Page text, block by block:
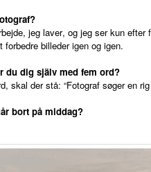
jeg laver, og jeg ser kun efter
billeder igen og igen.
du dig själv med fem ord?
skal der stå: “Fotograf søger en rig
bort på middag?